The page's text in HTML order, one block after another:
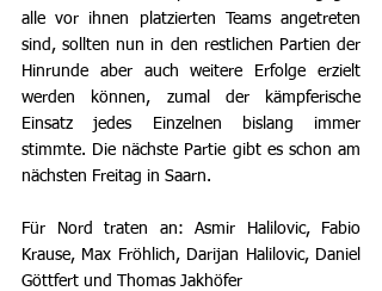
alle vor ihnen platzierten Teams angetreten
sind, sollten nun in den restlichen Partien der
Hinrunde aber auch weitere Erfolge erzielt
werden können, zumal der kämpferische
Einsatz jedes Einzelnen bislang immer
stimmte. Die nächste Partie gibt es schon am
nächsten Freitag in Saarn.
Für Nord traten an: Asmir Halilovic, Fabio
Krause, Max Fröhlich, Darijan Halilovic, Daniel
Göttfert und Thomas Jakhöfer